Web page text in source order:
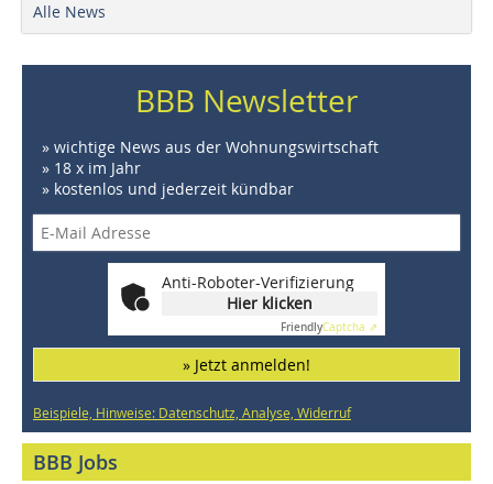
Alle News
BBB Newsletter
» wichtige News aus der Wohnungswirtschaft
» 18 x im Jahr
» kostenlos und jederzeit kündbar
Anti-Roboter-Verifizierung
Hier klicken
FriendlyCaptcha ⇗
» Jetzt anmelden!
Beispiele, Hinweise: Datenschutz, Analyse, Widerruf
BBB Jobs